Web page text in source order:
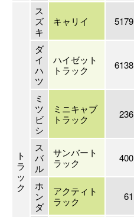
ト
ラ
ッ
ク
ス
ズ
キ
キャリイ 5179
ダ
イ
ハ
ツ
ハイゼット
トラック
6138
ミ
ツ
ビ
シ
ミニキャブ
トラック
236
ス
バ
ル
サンバート
ラック
400
ホ
ン
ダ
アクティト
ラック
61